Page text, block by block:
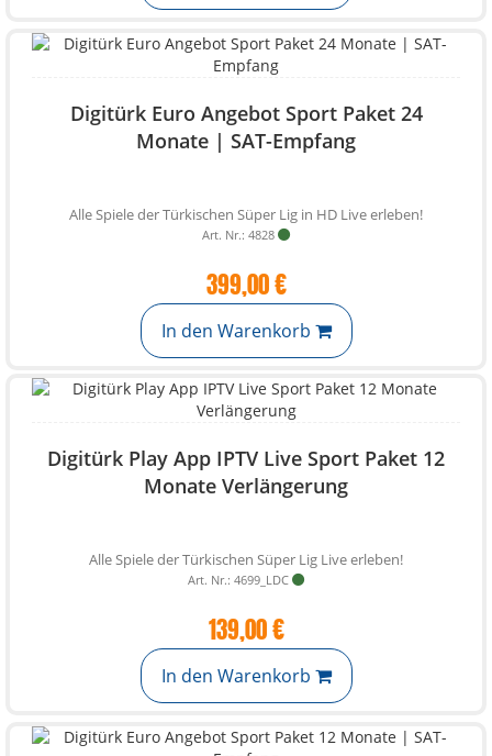
Digitürk Euro Angebot Sport Paket 24
Monate | SAT-Empfang
Alle Spiele der Türkischen Süper Lig in HD Live erleben!
Art. Nr.: 4828
399,00 €
In den Warenkorb
Digitürk Play App IPTV Live Sport Paket 12
Monate Verlängerung
Alle Spiele der Türkischen Süper Lig Live erleben!
Art. Nr.: 4699_LDC
139,00 €
In den Warenkorb